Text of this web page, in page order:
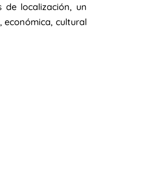
localización, un
cultural